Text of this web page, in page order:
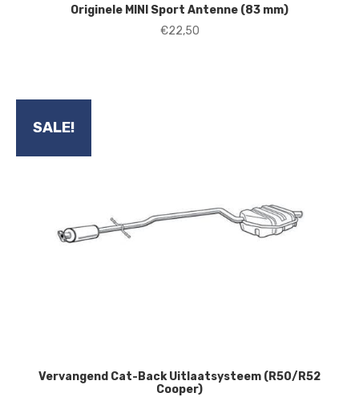
Originele MINI Sport Antenne (83 mm)
€22,50
Vervangend Cat-Back Uitlaatsysteem (R50/R52
Cooper)
SALE!